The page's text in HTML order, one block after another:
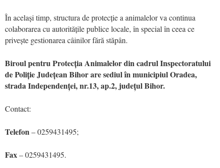
În același timp, structura de protecție a animalelor va continua
colaborarea cu autoritățile publice locale, în special în ceea ce
privește gestionarea câinilor fără stăpân.
Biroul pentru Protecția Animalelor din cadrul Inspectoratului
de Poliție Județean Bihor are sediul în municipiul Oradea,
strada Independenței, nr.13, ap.2, județul Bihor.
Contact:
Telefon– 0259431495;
Fax– 0259431495.